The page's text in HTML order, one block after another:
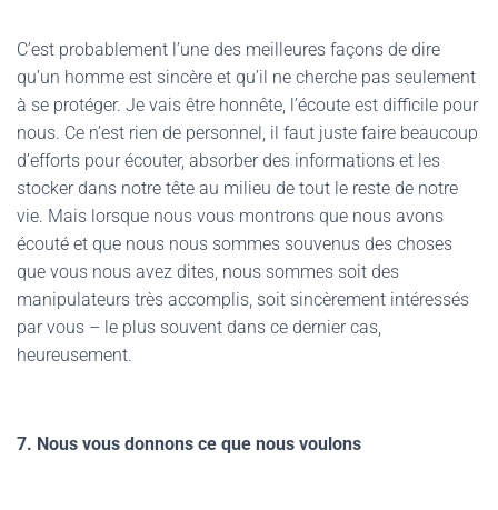
C’est probablement l’une des meilleures façons de dire
qu’un homme est sincère et qu’il ne cherche pas seulement
à se protéger. Je vais être honnête, l’écoute est difficile pour
nous. Ce n’est rien de personnel, il faut juste faire beaucoup
d’efforts pour écouter, absorber des informations et les
stocker dans notre tête au milieu de tout le reste de notre
vie. Mais lorsque nous vous montrons que nous avons
écouté et que nous nous sommes souvenus des choses
que vous nous avez dites, nous sommes soit des
manipulateurs très accomplis, soit sincèrement intéressés
par vous – le plus souvent dans ce dernier cas,
heureusement.
7. Nous vous donnons ce que nous voulons